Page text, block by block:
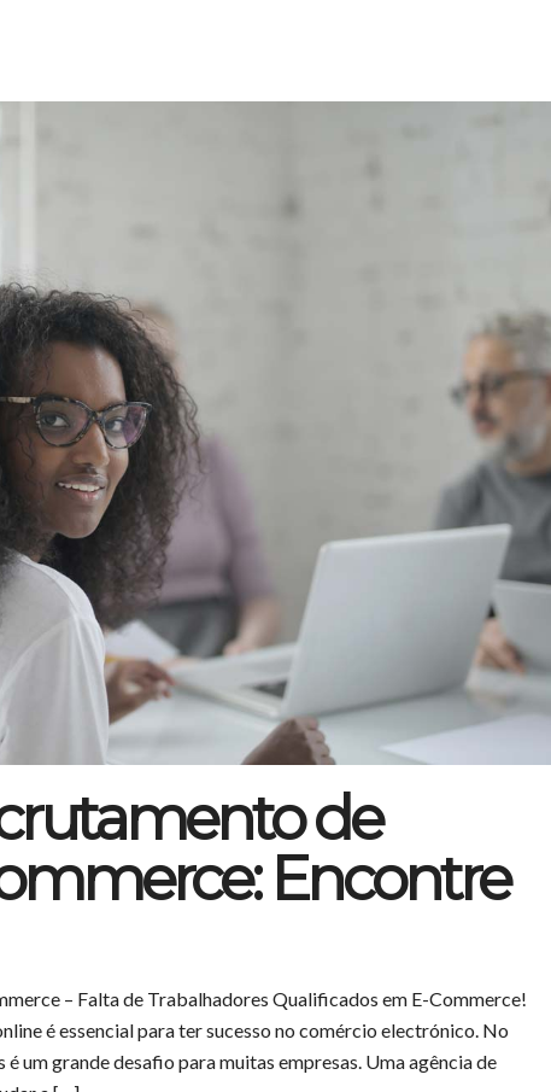
de
Encontre
– Falta de Trabalhadores Qualificados em E-Commerce!
é essencial para ter sucesso no comércio electrónico. No
um grande desafio para muitas empresas. Uma agência de